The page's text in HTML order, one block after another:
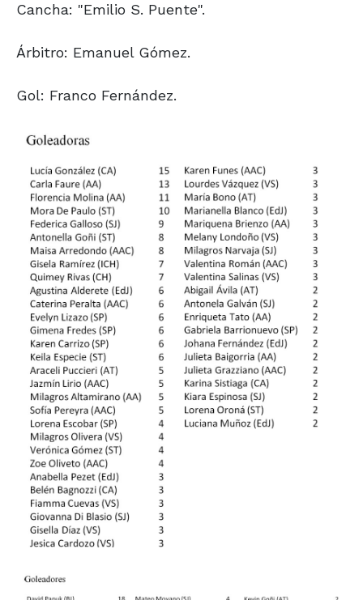
Cancha: "Emilio S. Puente".
Árbitro: Emanuel Gómez.
Gol: Franco Fernández.